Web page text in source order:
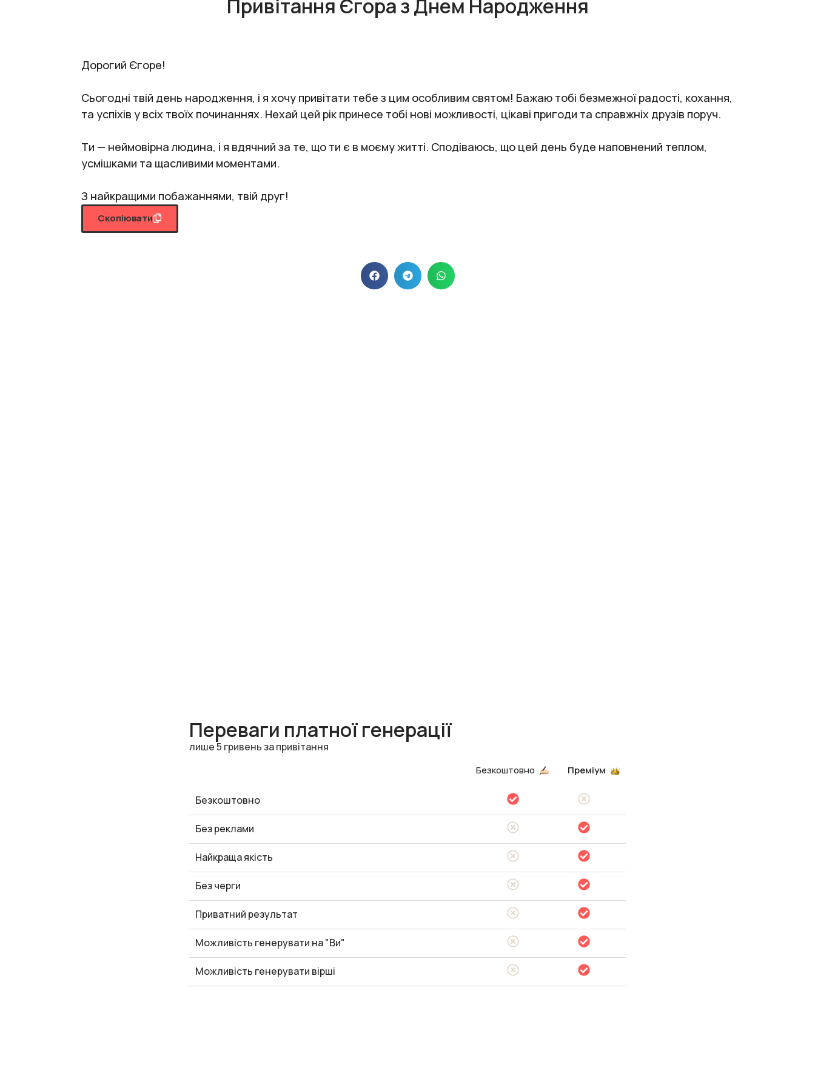
Привітання Єгора з Днем Народження
Дорогий Єгоре!
Сьогодні твій день народження, і я хочу привітати тебе з цим особливим святом! Бажаю тобі безмежної радості, кохання,
та успіхів у всіх твоїх починаннях. Нехай цей рік принесе тобі нові можливості, цікаві пригоди та справжніх друзів поруч.
Ти — неймовірна людина, і я вдячний за те, що ти є в моєму житті. Сподіваюсь, що цей день буде наповнений теплом,
усмішками та щасливими моментами.
З найкращими побажаннями, твій друг!
Скопіювати
Переваги платної генерації
лише 5 гривень за привітання
Безкоштовно Преміум
Безкоштовно
Без реклами
Найкраща якість
Без черги
Приватний результат
Можливість генерувати на "Ви"
Можливість генерувати вірші